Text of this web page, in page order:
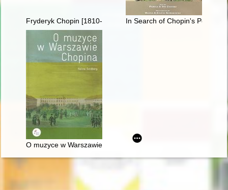
Fryderyk Chopin [1810-1949] wśród Polaków na obczyźnie
In Search of Chopin's Poland
O muzyce w Warszawie Chopina